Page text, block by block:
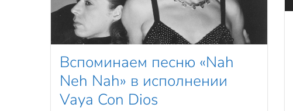
Вспоминаем песню «Nah
Neh Nah» в исполнении
Vaya Con Dios